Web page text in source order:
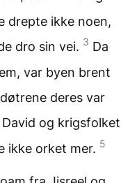
drepte ikke noen,
dro sin vei. 3 Da
var byen brent
deres var
og krigsfolket
ikke orket mer. 5